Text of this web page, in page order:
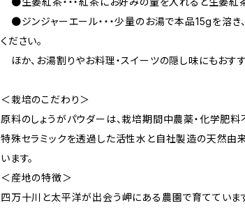
●ジンジャーエール・・・少量のお湯で本品15gを溶
ください。
ほか、お湯割りやお料理・スイーツの隠し味にもおすす
＜栽培のこだわり＞
原料のしょうがパウダーは、栽培期間中農薬・化学肥料
特殊セラミックを透過した活性水と自社製造の天然由
います。
＜産地の特徴＞
四万十川と太平洋が出会う岬にある農園で育てています